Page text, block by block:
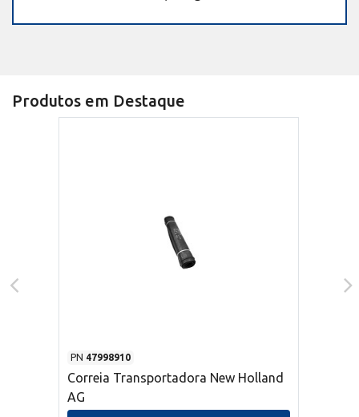
Produtos em Destaque
PN 47998910
Correia Transportadora New Holland
AG